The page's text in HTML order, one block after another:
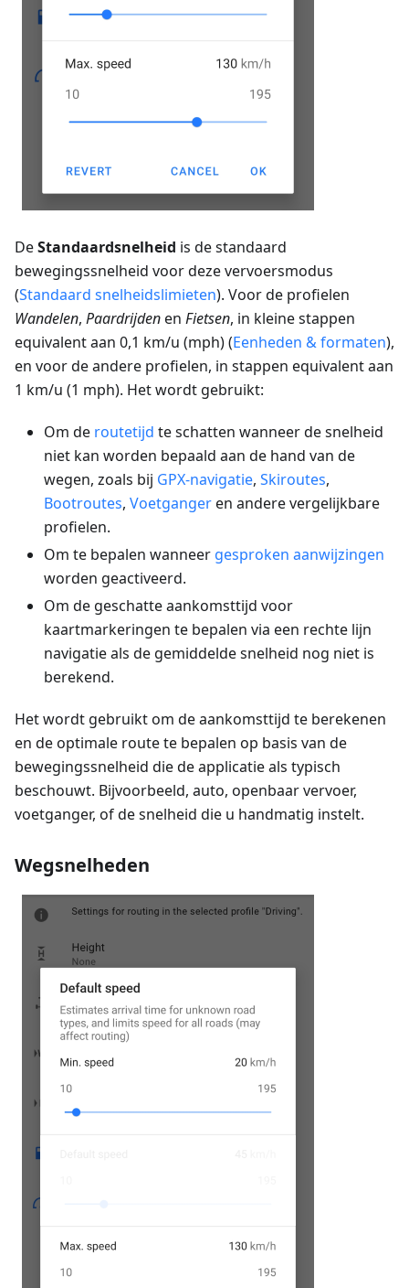
DeStandaardsnelheid is de standaard
bewegingssnelheid voor deze vervoersmodus
(Standaard snelheidslimieten). Voor de profielen
Wandelen, Paardrijdenen Fietsen, in kleine stappen
equivalent aan 0,1 km/u (mph) (Eenheden & formaten),
en voor de andere profielen, in stappen equivalent aan
1 km/u (1 mph). Het wordt gebruikt:
Om de routetijd te schatten wanneer de snelheid
niet kan worden bepaald aan de hand van de
wegen, zoals bij GPX-navigatie, Skiroutes,
Bootroutes, Voetgangeren andere vergelijkbare
profielen.
Om te bepalen wanneer gesproken aanwijzingen
worden geactiveerd.
Om de geschatte aankomsttijd voor
kaartmarkeringen te bepalen via een rechte lijn
navigatie als de gemiddelde snelheid nog niet is
berekend.
Het wordt gebruikt om de aankomsttijd te berekenen
en de optimale route te bepalen op basis van de
bewegingssnelheid die de applicatie als typisch
beschouwt. Bijvoorbeeld, auto, openbaar vervoer,
voetganger, of de snelheid die u handmatig instelt.
Wegsnelheden